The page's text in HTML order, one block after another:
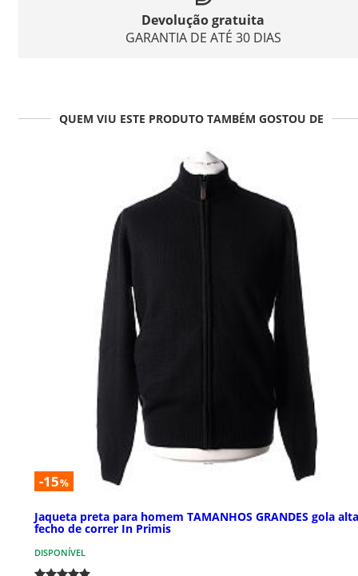
Devolução gratuita
GARANTIA DE ATÉ 30 DIAS
QUEM VIU ESTE PRODUTO TAMBÉM GOSTOU DE
-15%
Jaqueta preta para homem TAMANHOS GRANDES gola
fecho de correr In Primis
DISPONÍVEL